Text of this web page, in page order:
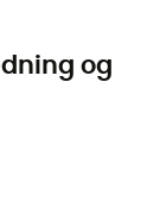
og